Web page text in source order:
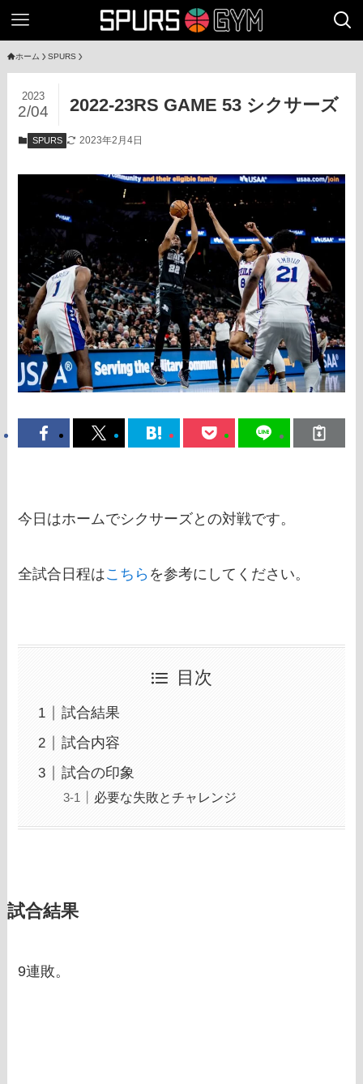
ホーム SPURS
2022-23RS GAME 53 シクサーズ
2023
2/04
SPURS 2023年2月4日
今日はホームでシクサーズとの対戦です。
全試合日程はこちら を参考にしてください。
目次
試合結果
試合内容
試合の印象
必要な失敗とチャレンジ
試合結果
9連敗。